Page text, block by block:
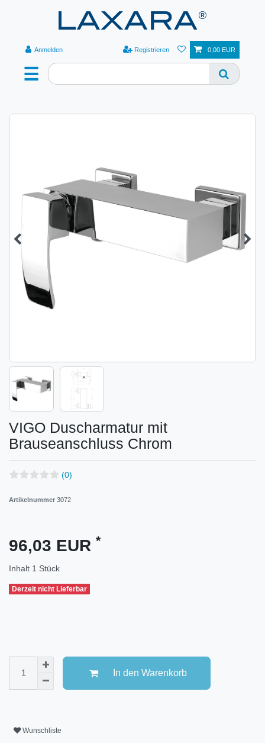
☰
Anmelden Registrieren 0,00 EUR
VIGO Duscharmatur mit
Brauseanschluss Chrom
(0)
Artikelnummer 3072
96,03 EUR *
Inhalt 1 Stück
Derzeit nicht Lieferbar
In den Warenkorb
Wunschliste